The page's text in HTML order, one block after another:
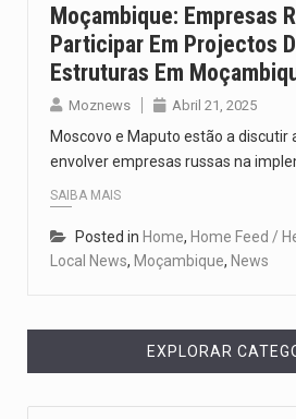
Moçambique: Empresas
Participar Em Projectos
Estruturas Em
Moznews Abril 21, 2025
Moscovo e Maputo estão a discutir
envolver empresas russas na
SAIBA MAIS
Posted in Home, Home Feed /
Local News, Moçambique, News
EXPLORAR